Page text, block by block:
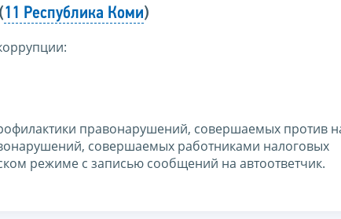
11 Республика Коми)
правонарушений, совершаемых против
совершаемых работниками налоговых
режиме с записью сообщений на автоответчик.